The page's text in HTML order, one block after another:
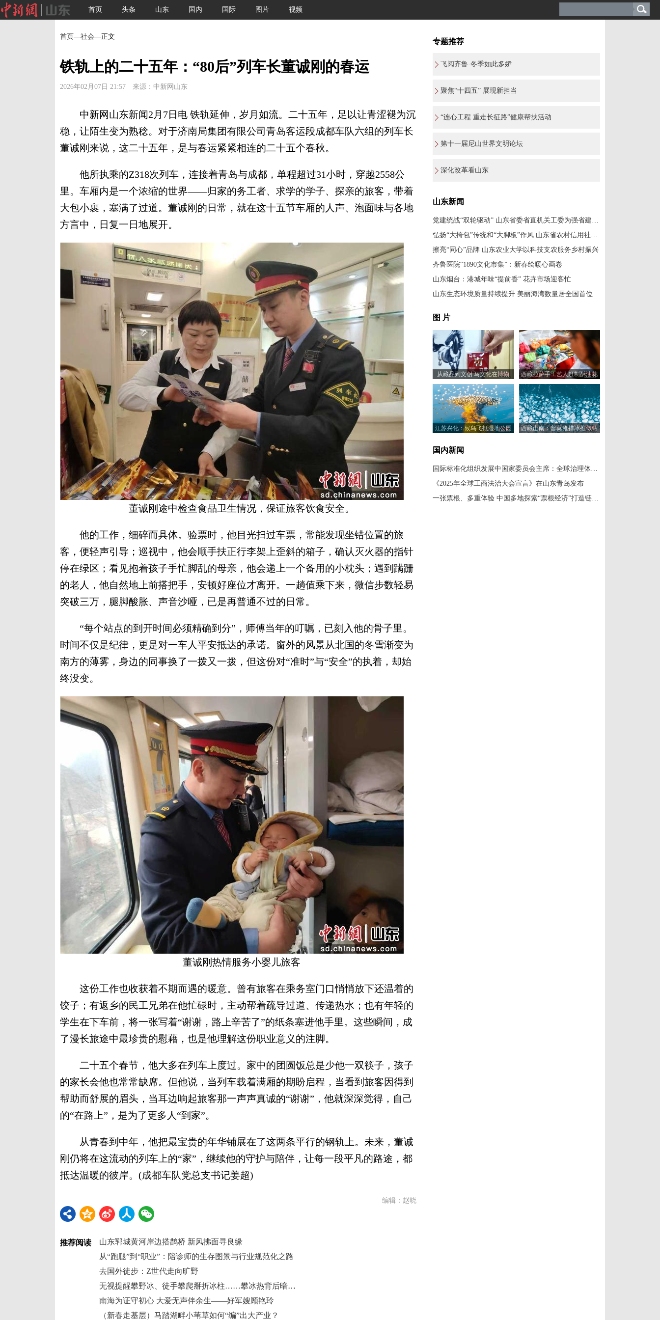
首页 头条 山东 国内 国际 图片 视频
首页—社会—正文
铁轨上的二十五年：“80后”列车长董诚刚的春运
2026年02月07日 21:57 来源：中新网山东
中新网山东新闻2月7日电 铁轨延伸，岁月如流。二十五年，足以让青涩褪为沉
稳，让陌生变为熟稔。对于济南局集团有限公司青岛客运段成都车队六组的列车长
董诚刚来说，这二十五年，是与春运紧紧相连的二十五个春秋。
他所执乘的Z318次列车，连接着青岛与成都，单程超过31小时，穿越2558公
里。车厢内是一个浓缩的世界——归家的务工者、求学的学子、探亲的旅客，带着
大包小裹，塞满了过道。董诚刚的日常，就在这十五节车厢的人声、泡面味与各地
方言中，日复一日地展开。
董诚刚途中检查食品卫生情况，保证旅客饮食安全。
他的工作，细碎而具体。验票时，他目光扫过车票，常能发现坐错位置的旅
客，便轻声引导；巡视中，他会顺手扶正行李架上歪斜的箱子，确认灭火器的指针
停在绿区；看见抱着孩子手忙脚乱的母亲，他会递上一个备用的小枕头；遇到蹒跚
的老人，他自然地上前搭把手，安顿好座位才离开。一趟值乘下来，微信步数轻易
突破三万，腿脚酸胀、声音沙哑，已是再普通不过的日常。
“每个站点的到开时间必须精确到分”，师傅当年的叮嘱，已刻入他的骨子里。
时间不仅是纪律，更是对一车人平安抵达的承诺。窗外的风景从北国的冬雪渐变为
南方的薄雾，身边的同事换了一拨又一拨，但这份对“准时”与“安全”的执着，却始
终没变。
董诚刚热情服务小婴儿旅客
这份工作也收获着不期而遇的暖意。曾有旅客在乘务室门口悄悄放下还温着的
饺子；有返乡的民工兄弟在他忙碌时，主动帮着疏导过道、传递热水；也有年轻的
学生在下车前，将一张写着“谢谢，路上辛苦了”的纸条塞进他手里。这些瞬间，成
了漫长旅途中最珍贵的慰藉，也是他理解这份职业意义的注脚。
二十五个春节，他大多在列车上度过。家中的团圆饭总是少他一双筷子，孩子
的家长会他也常常缺席。但他说，当列车载着满厢的期盼启程，当看到旅客因得到
帮助而舒展的眉头，当耳边响起旅客那一声声真诚的“谢谢”，他就深深觉得，自己
的“在路上”，是为了更多人“到家”。
从青春到中年，他把最宝贵的年华铺展在了这两条平行的钢轨上。未来，董诚
刚仍将在这流动的列车上的“家”，继续他的守护与陪伴，让每一段平凡的路途，都
抵达温暖的彼岸。(成都车队党总支书记姜超)
编辑：赵晓
推荐阅读
山东郓城黄河岸边搭鹊桥 新风拂面寻良缘
从“跑腿”到“职业”：陪诊师的生存图景与行业规范化之路
去国外徒步：Z世代走向旷野
无视提醒攀野冰、徒手攀爬掰折冰柱……攀冰热背后暗藏安全风险
南海为证守初心 大爱无声伴余生——好军嫂顾艳玲
（新春走基层）马踏湖畔小苇草如何“编”出大产业？
专题推荐
飞阅齐鲁·冬季如此多娇
聚焦“十四五” 展现新担当
“连心工程 重走长征路”健康帮扶活动
第十一届尼山世界文明论坛
深化改革看山东
山东新闻
党建统战“双轮驱动” 山东省委省直机关工委为强省建设汇聚力量
弘扬“大挎包”传统和“大脚板”作风 山东省农村信用社联合社汇聚统战工作合力
擦亮“同心”品牌 山东农业大学以科技支农服务乡村振兴
齐鲁医院“1890文化市集”：新春绘暖心画卷
山东烟台：港城年味“提前香” 花卉市场迎客忙
山东生态环境质量持续提升 美丽海湾数量居全国首位
图 片
从藏品到文创 马文化在博物
馆“奔”向新岁
西藏拉萨手工艺人赶制酥油花
喜迎藏历新年
江苏兴化：候鸟飞抵湿地公园
西藏山南：普莫雍措冰推似钻
国内新闻
国际标准化组织发展中国家委员会主席：全球治理体系改革应共建共享
《2025年全球工商法治大会宣言》在山东青岛发布
一张票根、多重体验 中国多地探索“票根经济”打造链式消费新场景